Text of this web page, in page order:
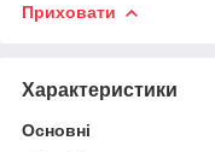
Приховати
Характеристики
Основні